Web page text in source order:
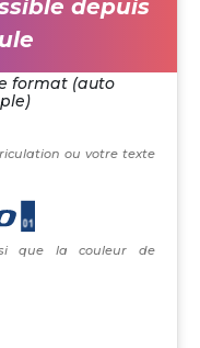
depuis
format (auto
ou votre texte
que la couleur de